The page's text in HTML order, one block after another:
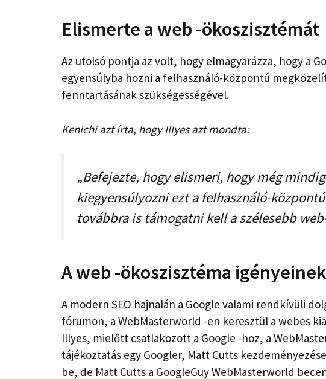
Elismerte a web -ökoszisztémát
Az utolsó pontja az volt, hogy elmagyarázza, hogy a
egyensúlyba hozni a felhasználó-központú
fenntartásának szükségességével.
Kenichi azt írta, hogy Illyes azt mondta:
„Befejezte, hogy elismeri, hogy még
kiegyensúlyozni ezt a felhasználó-
továbbra is támogatni kell a szélesebb
A web -ökoszisztéma
A modern SEO hajnalán a Google valami rendkívüli
fórumon, a WebMasterworld -en keresztül a webes
Illyes, mielőtt csatlakozott a Google -hoz, a
tájékoztatás egy Googler, Matt Cutts
be, de Matt Cutts a GoogleGuy WebMasterworld